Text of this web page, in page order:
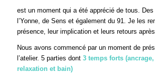
est un moment qui a été apprécié de tous.
l’Yonne, de Sens et également du 91. Je les
présence, leur implication et leurs retours
Nous avons commencé par un moment de
l’atelier. 5 parties dont 3 temps forts
relaxation et bain)